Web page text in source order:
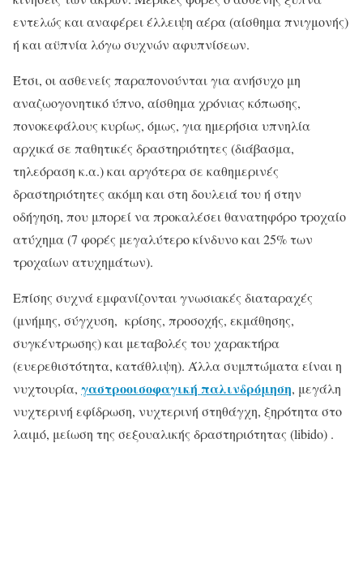
εντελώς και αναφέρει έλλειψη αέρα (αίσθημα πνιγμονής)
ή και αϋπνία λόγω συχνών αφυπνίσεων.
Έτσι, οι ασθενείς παραπονούνται για ανήσυχο μη
αναζωογονητικό ύπνο, αίσθημα χρόνιας κόπωσης,
πονοκεφάλους κυρίως, όμως, για ημερήσια υπνηλία
αρχικά σε παθητικές δραστηριότητες (διάβασμα,
τηλεόραση κ.α.) και αργότερα σε καθημερινές
δραστηριότητες ακόμη και στη δουλειά του ή στην
οδήγηση, που μπορεί να προκαλέσει θανατηφόρο τροχαίο
ατύχημα (7 φορές μεγαλύτερο κίνδυνο και 25% των
τροχαίων ατυχημάτων).
Επίσης συχνά εμφανίζονται γνωσιακές διαταραχές
(μνήμης, σύγχυση, κρίσης, προσοχής, εκμάθησης,
συγκέντρωσης) και μεταβολές του χαρακτήρα
(ευερεθιστότητα, κατάθλιψη). Άλλα συμπτώματα είναι η
νυχτουρία, γαστροοισοφαγική παλινδρόμηση, μεγάλη
νυχτερινή εφίδρωση, νυχτερινή στηθάγχη, ξηρότητα στο
λαιμό, μείωση της σεξουαλικής δραστηριότητας (libido) .